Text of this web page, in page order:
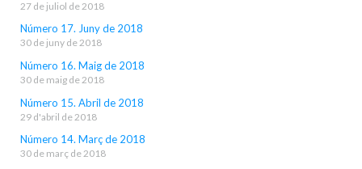
27 de juliol de 2018
Número 17. Juny de 2018
30 de juny de 2018
Número 16. Maig de 2018
30 de maig de 2018
Número 15. Abril de 2018
29 d'abril de 2018
Número 14. Març de 2018
30 de març de 2018